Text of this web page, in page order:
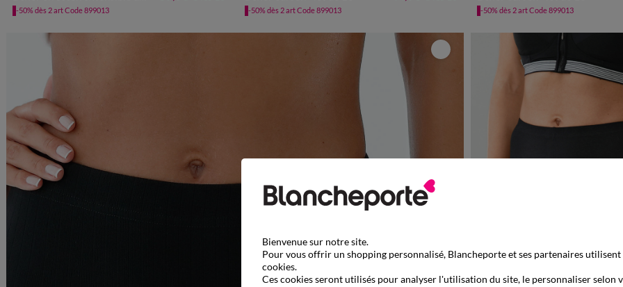
-50% dès 2 art Code 899013 -50% dès 2 art Code 899013 -50% dès 2 art Code 899013
Bienvenue sur notre site.
Pour vous offrir un shopping personnalisé, Blancheporte et ses partenaires utilisent
cookies.
Ces cookies seront utilisés pour analyser l'utilisation du site, le personnaliser selon